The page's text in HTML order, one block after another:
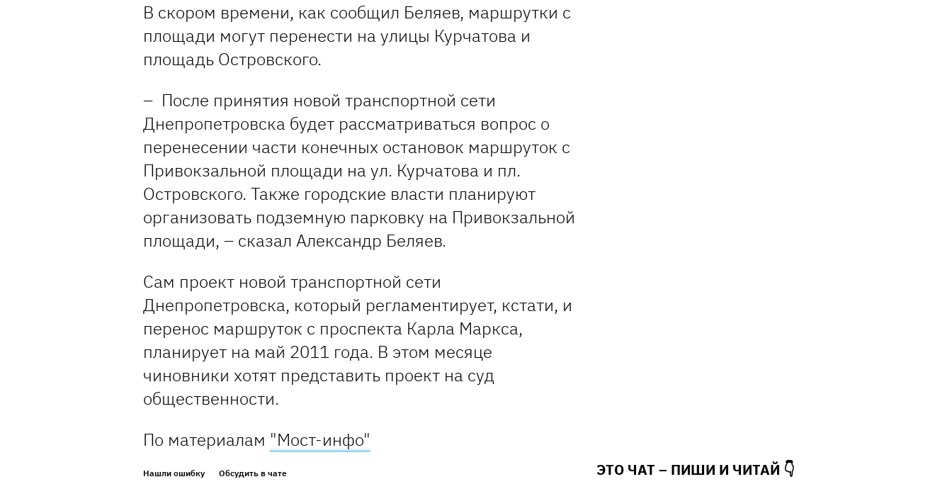
В скором времени, как сообщил Беляев, маршрутки с
площади могут перенести на улицы Курчатова и
площадь Островского.
– После принятия новой транспортной сети
Днепропетровска будет рассматриваться вопрос о
перенесении части конечных остановок маршруток с
Привокзальной площади на ул. Курчатова и пл.
Островского. Также городские власти планируют
организовать подземную парковку на Привокзальной
площади, – сказал Александр Беляев.
Сам проект новой транспортной сети
Днепропетровска, который регламентирует, кстати, и
перенос маршруток с проспекта Карла Маркса,
планирует на май 2011 года. В этом месяце
чиновники хотят представить проект на суд
общественности.
По материалам "Мост-инфо"
Нашли ошибку Обсудить в чате ЭТО ЧАТ – ПИШИ И ЧИТАЙ 👇